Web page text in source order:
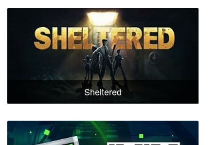
Sheltered